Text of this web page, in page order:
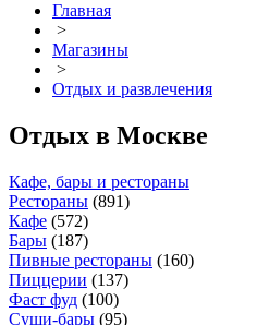
Главная
>
Магазины
>
Отдых и развлечения
Отдых в Москве
Кафе, бары и рестораны
Рестораны (891)
Кафе (572)
Бары (187)
Пивные рестораны (160)
Пиццерии (137)
Фаст фуд (100)
Суши-бары (95)